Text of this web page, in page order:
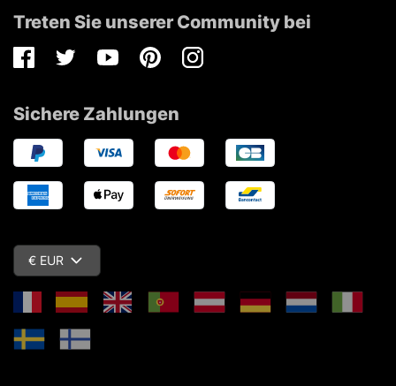
Treten Sie unserer Community bei
FacebookTwitterYoutubePinterestInstagram
Sichere Zahlungen
€ EUR